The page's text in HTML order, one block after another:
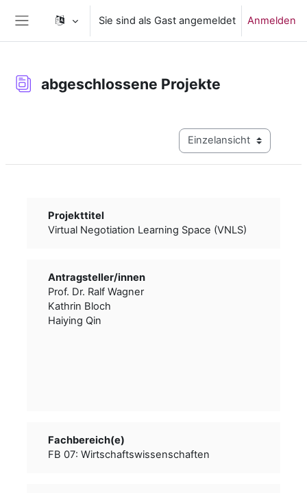
Website-Übersicht
Sie sind als Gast angemeldet Anmelden
abgeschlossene Projekte
Modus Tertiärnavigation
Projekttitel
Virtual Negotiation Learning Space (VNLS)
Antragsteller/­­innen
Prof. Dr. Ralf Wagner
Kathrin Bloch
Haiying Qin
Fachbereich(e)
FB 07: Wirtschaftswissenschaften